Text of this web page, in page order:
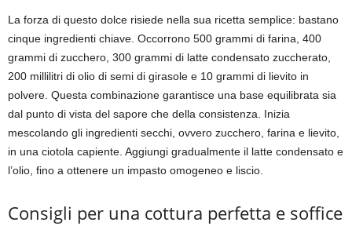
La forza di questo dolce risiede nella sua ricetta semplice: bastano
cinque ingredienti chiave. Occorrono 500 grammi di farina, 400
grammi di zucchero, 300 grammi di latte condensato zuccherato,
200 millilitri di olio di semi di girasole e 10 grammi di lievito in
polvere. Questa combinazione garantisce una base equilibrata sia
dal punto di vista del sapore che della consistenza. Inizia
mescolando gli ingredienti secchi, ovvero zucchero, farina e lievito,
in una ciotola capiente. Aggiungi gradualmente il latte condensato e
l’olio, fino a ottenere un impasto omogeneo e liscio.
Consigli per una cottura perfetta e soffice